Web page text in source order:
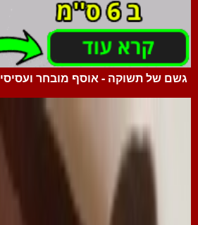
גשם של תשוקה - אוסף מובחר ועסיסי